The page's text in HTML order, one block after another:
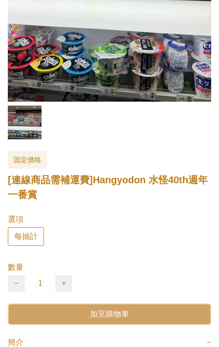
固定價格
[連線商品需補運費]Hangyodon 水怪40th週年
一番賞
選項
每抽計
數量
−
+
加至購物車
簡介 −